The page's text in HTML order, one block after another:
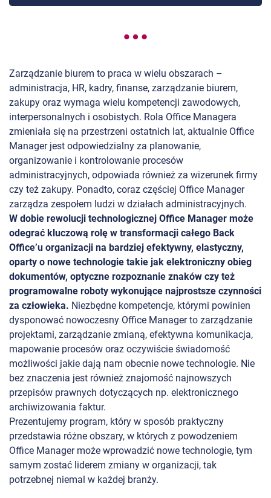
Zarządzanie biurem to praca w wielu obszarach –
administracja, HR, kadry, finanse, zarządzanie biurem,
zakupy oraz wymaga wielu kompetencji zawodowych,
interpersonalnych i osobistych. Rola Office Managera
zmieniała się na przestrzeni ostatnich lat, aktualnie Office
Manager jest odpowiedzialny za planowanie,
organizowanie i kontrolowanie procesów
administracyjnych, odpowiada również za wizerunek firmy
czy też zakupy. Ponadto, coraz częściej Office Manager
zarządza zespołem ludzi w działach administracyjnych.
W dobie rewolucji technologicznej Office Manager może
odegrać kluczową rolę w transformacji całego Back
Office’u organizacji na bardziej efektywny, elastyczny,
oparty o nowe technologie takie jak elektroniczny obieg
dokumentów, optyczne rozpoznanie znaków czy też
programowalne roboty wykonujące najprostsze czynności
za człowieka. Niezbędne kompetencje, którymi powinien
dysponować nowoczesny Office Manager to zarządzanie
projektami, zarządzanie zmianą, efektywna komunikacja,
mapowanie procesów oraz oczywiście świadomość
możliwości jakie dają nam obecnie nowe technologie. Nie
bez znaczenia jest również znajomość najnowszych
przepisów prawnych dotyczących np. elektronicznego
archiwizowania faktur.
Prezentujemy program, który w sposób praktyczny
przedstawia różne obszary, w których z powodzeniem
Office Manager może wprowadzić nowe technologie, tym
samym zostać liderem zmiany w organizacji, tak
potrzebnej niemal w każdej branży.